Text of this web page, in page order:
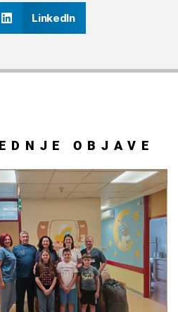
LinkedIn
OBJAVE